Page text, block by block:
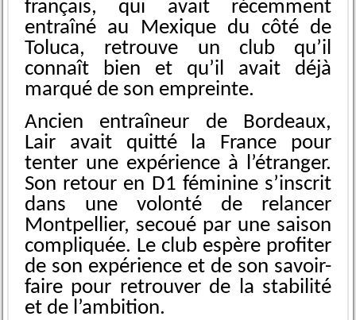
français, qui avait récemment
entraîné au Mexique du côté de
Toluca, retrouve un club qu’il
connaît bien et qu’il avait déjà
marqué de son empreinte.
Ancien entraîneur de Bordeaux,
Lair avait quitté la France pour
tenter une expérience à l’étranger.
Son retour en D1 féminine s’inscrit
dans une volonté de relancer
Montpellier, secoué par une saison
compliquée. Le club espère profiter
de son expérience et de son savoir-
faire pour retrouver de la stabilité
et de l’ambition.